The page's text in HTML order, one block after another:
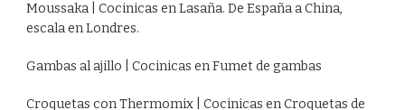
Moussaka | Cocinicas enLasaña. De España a China,
escala en Londres.
Gambas al ajillo | Cocinicas enFumet de gambas
Croquetas con Thermomix | Cocinicas enCroquetas de